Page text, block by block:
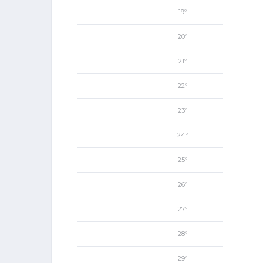
19º
20º
21º
22º
23º
24º
25º
26º
27º
28º
29º